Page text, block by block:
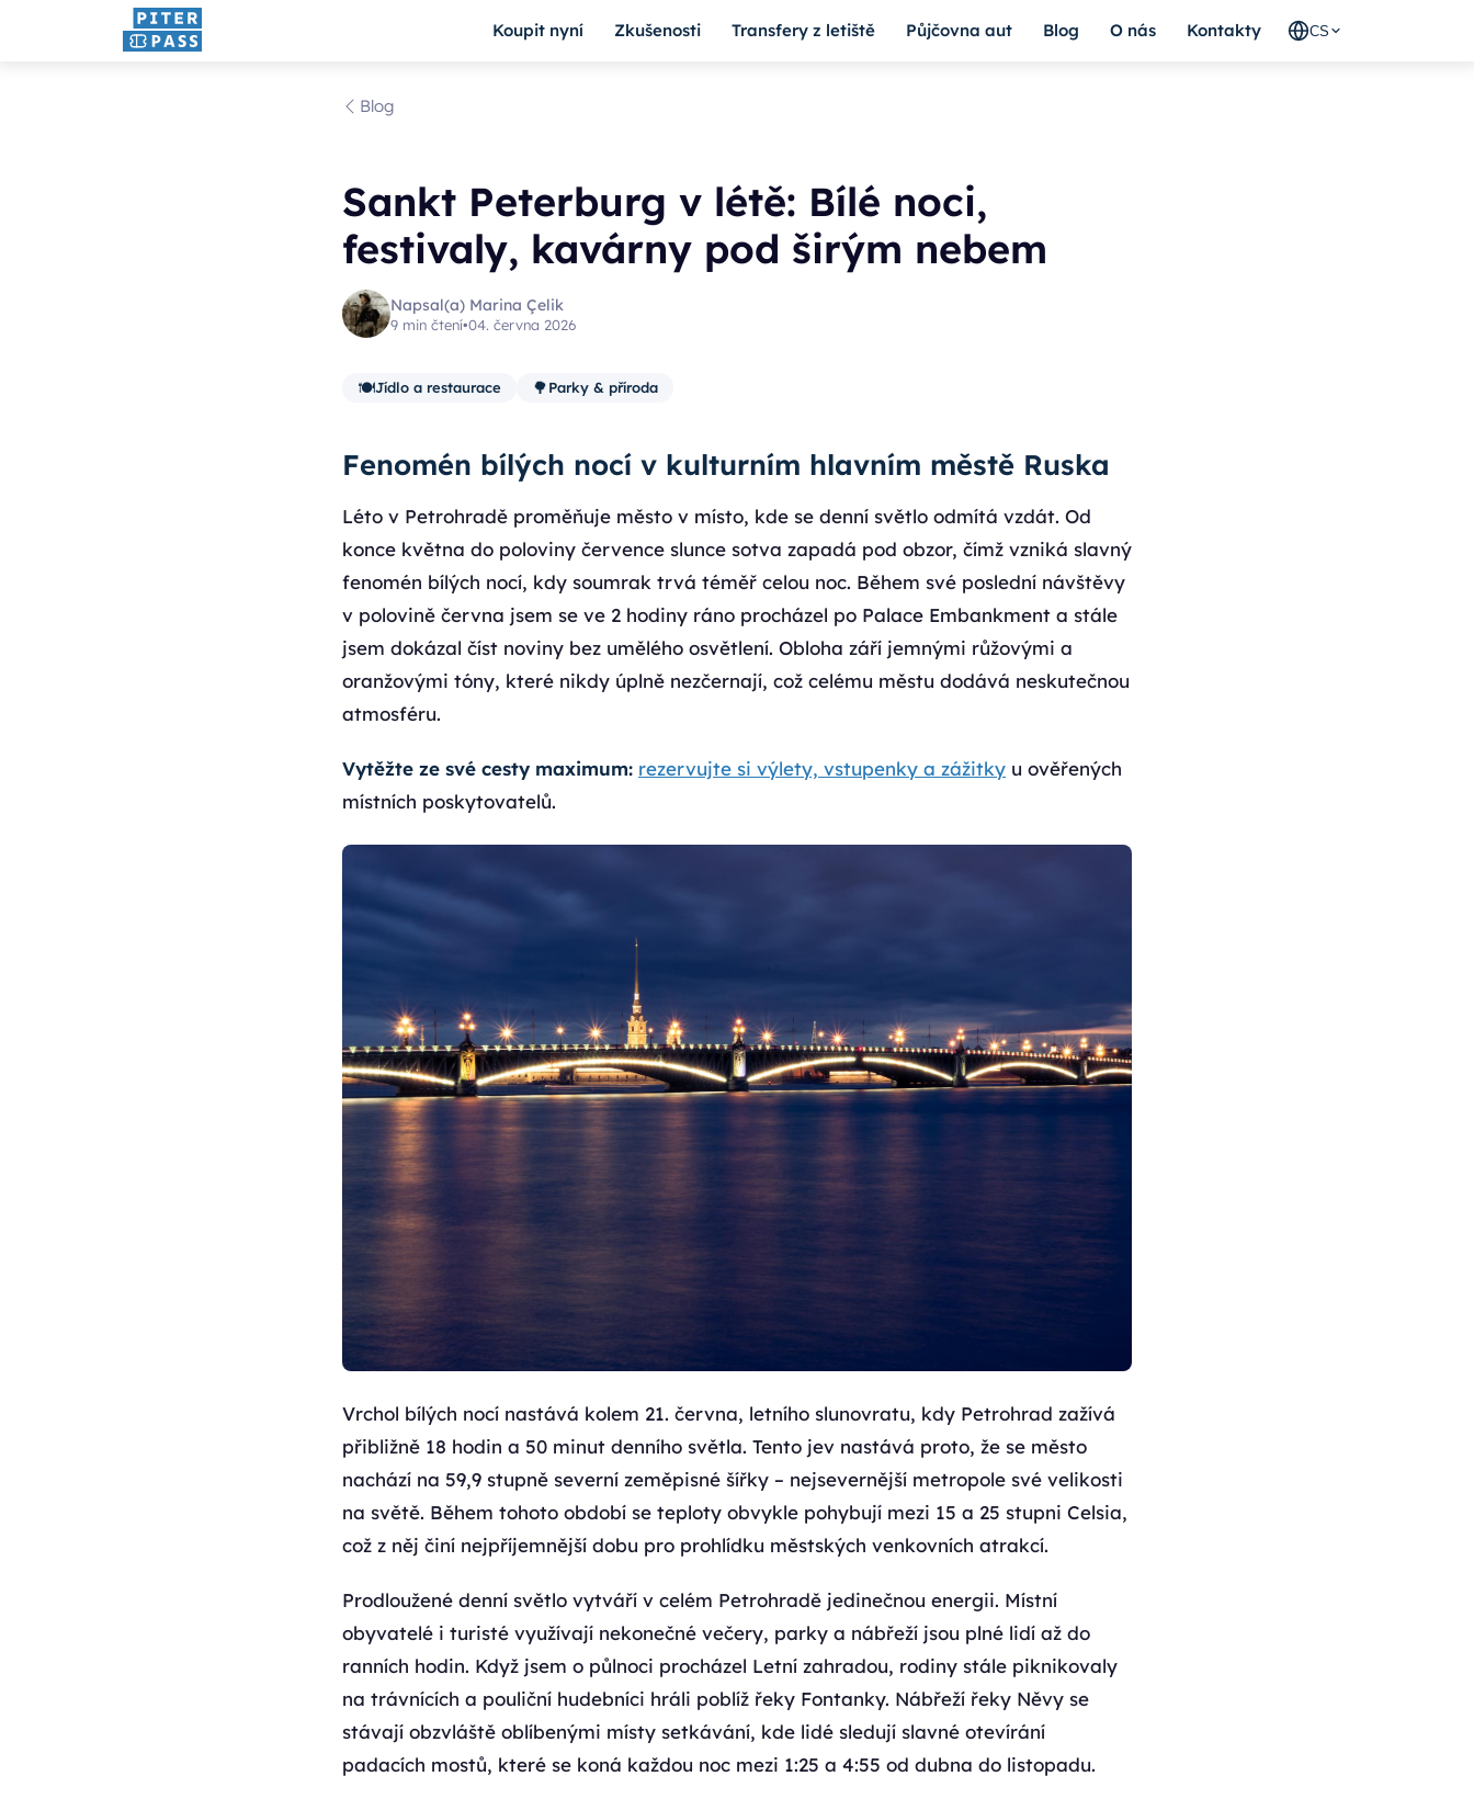
Koupit nyní Zkušenosti Transfery z letiště Půjčovna aut Blog O nás Kontakty CS
Blog
Sankt Peterburg v létě: Bílé noci,
festivaly, kavárny pod širým nebem
Napsal(a) Marina Çelik
9 min čtení•04. června 2026
🍽️Jídlo a restaurace 🌳Parky & příroda
Fenomén bílých nocí v kulturním hlavním městě Ruska
Léto v Petrohradě proměňuje město v místo, kde se denní světlo odmítá vzdát. Od
konce května do poloviny července slunce sotva zapadá pod obzor, čímž vzniká slavný
fenomén bílých nocí, kdy soumrak trvá téměř celou noc. Během své poslední návštěvy
v polovině června jsem se ve 2 hodiny ráno procházel po Palace Embankment a stále
jsem dokázal číst noviny bez umělého osvětlení. Obloha září jemnými růžovými a
oranžovými tóny, které nikdy úplně nezčernají, což celému městu dodává neskutečnou
atmosféru.
Vytěžte ze své cesty maximum: rezervujte si výlety, vstupenky a zážitky u ověřených
místních poskytovatelů.
Vrchol bílých nocí nastává kolem 21. června, letního slunovratu, kdy Petrohrad zažívá
přibližně 18 hodin a 50 minut denního světla. Tento jev nastává proto, že se město
nachází na 59,9 stupně severní zeměpisné šířky – nejsevernější metropole své velikosti
na světě. Během tohoto období se teploty obvykle pohybují mezi 15 a 25 stupni Celsia,
což z něj činí nejpříjemnější dobu pro prohlídku městských venkovních atrakcí.
Prodloužené denní světlo vytváří v celém Petrohradě jedinečnou energii. Místní
obyvatelé i turisté využívají nekonečné večery, parky a nábřeží jsou plné lidí až do
ranních hodin. Když jsem o půlnoci procházel Letní zahradou, rodiny stále piknikovaly
na trávnících a pouliční hudebníci hráli poblíž řeky Fontanky. Nábřeží řeky Něvy se
stávají obzvláště oblíbenými místy setkávání, kde lidé sledují slavné otevírání
padacích mostů, které se koná každou noc mezi 1:25 a 4:55 od dubna do listopadu.